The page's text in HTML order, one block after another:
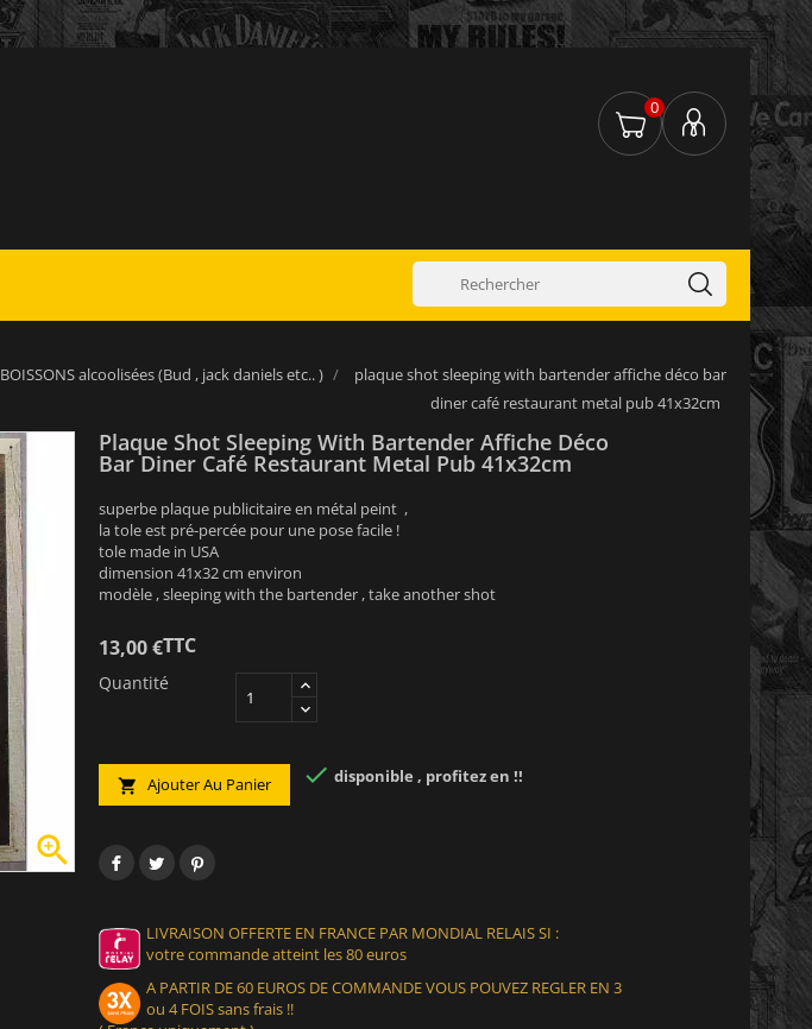
0
BOISSONS alcoolisées (Bud , jack daniels etc.. )
plaque shot sleeping with bartender affiche déco bar
diner café restaurant metal pub 41x32cm

Plaque Shot Sleeping With Bartender Affiche Déco
Bar Diner Café Restaurant Metal Pub 41x32cm
superbe plaque publicitaire en métal peint ,
la tole est pré-percée pour une pose facile !
tole made in USA
dimension 41x32 cm environ
modèle , sleeping with the bartender , take another shot
13,00 €TTC
Quantité
 Ajouter Au Panier  disponible , profitez en !!
LIVRAISON OFFERTE EN FRANCE PAR MONDIAL RELAIS SI :
votre commande atteint les 80 euros
A PARTIR DE 60 EUROS DE COMMANDE VOUS POUVEZ REGLER EN 3
ou 4 FOIS sans frais !!